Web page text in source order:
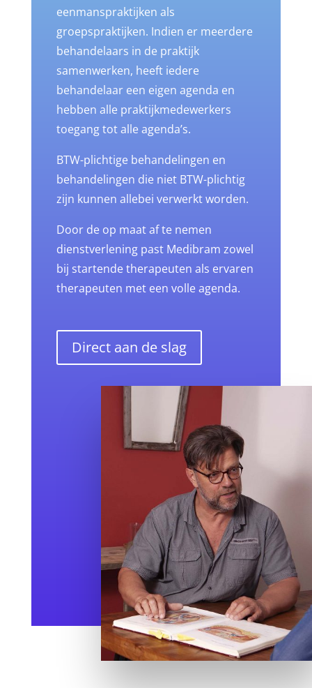
eenmanspraktijken als
groepspraktijken. Indien er meerdere
behandelaars in de praktijk
samenwerken, heeft iedere
behandelaar een eigen agenda en
hebben alle praktijkmedewerkers
toegang tot alle agenda’s.
BTW-plichtige behandelingen en
behandelingen die niet BTW-plichtig
zijn kunnen allebei verwerkt worden.
Door de op maat af te nemen
dienstverlening past Medibram zowel
bij startende therapeuten als ervaren
therapeuten met een volle agenda.
Direct aan de slag